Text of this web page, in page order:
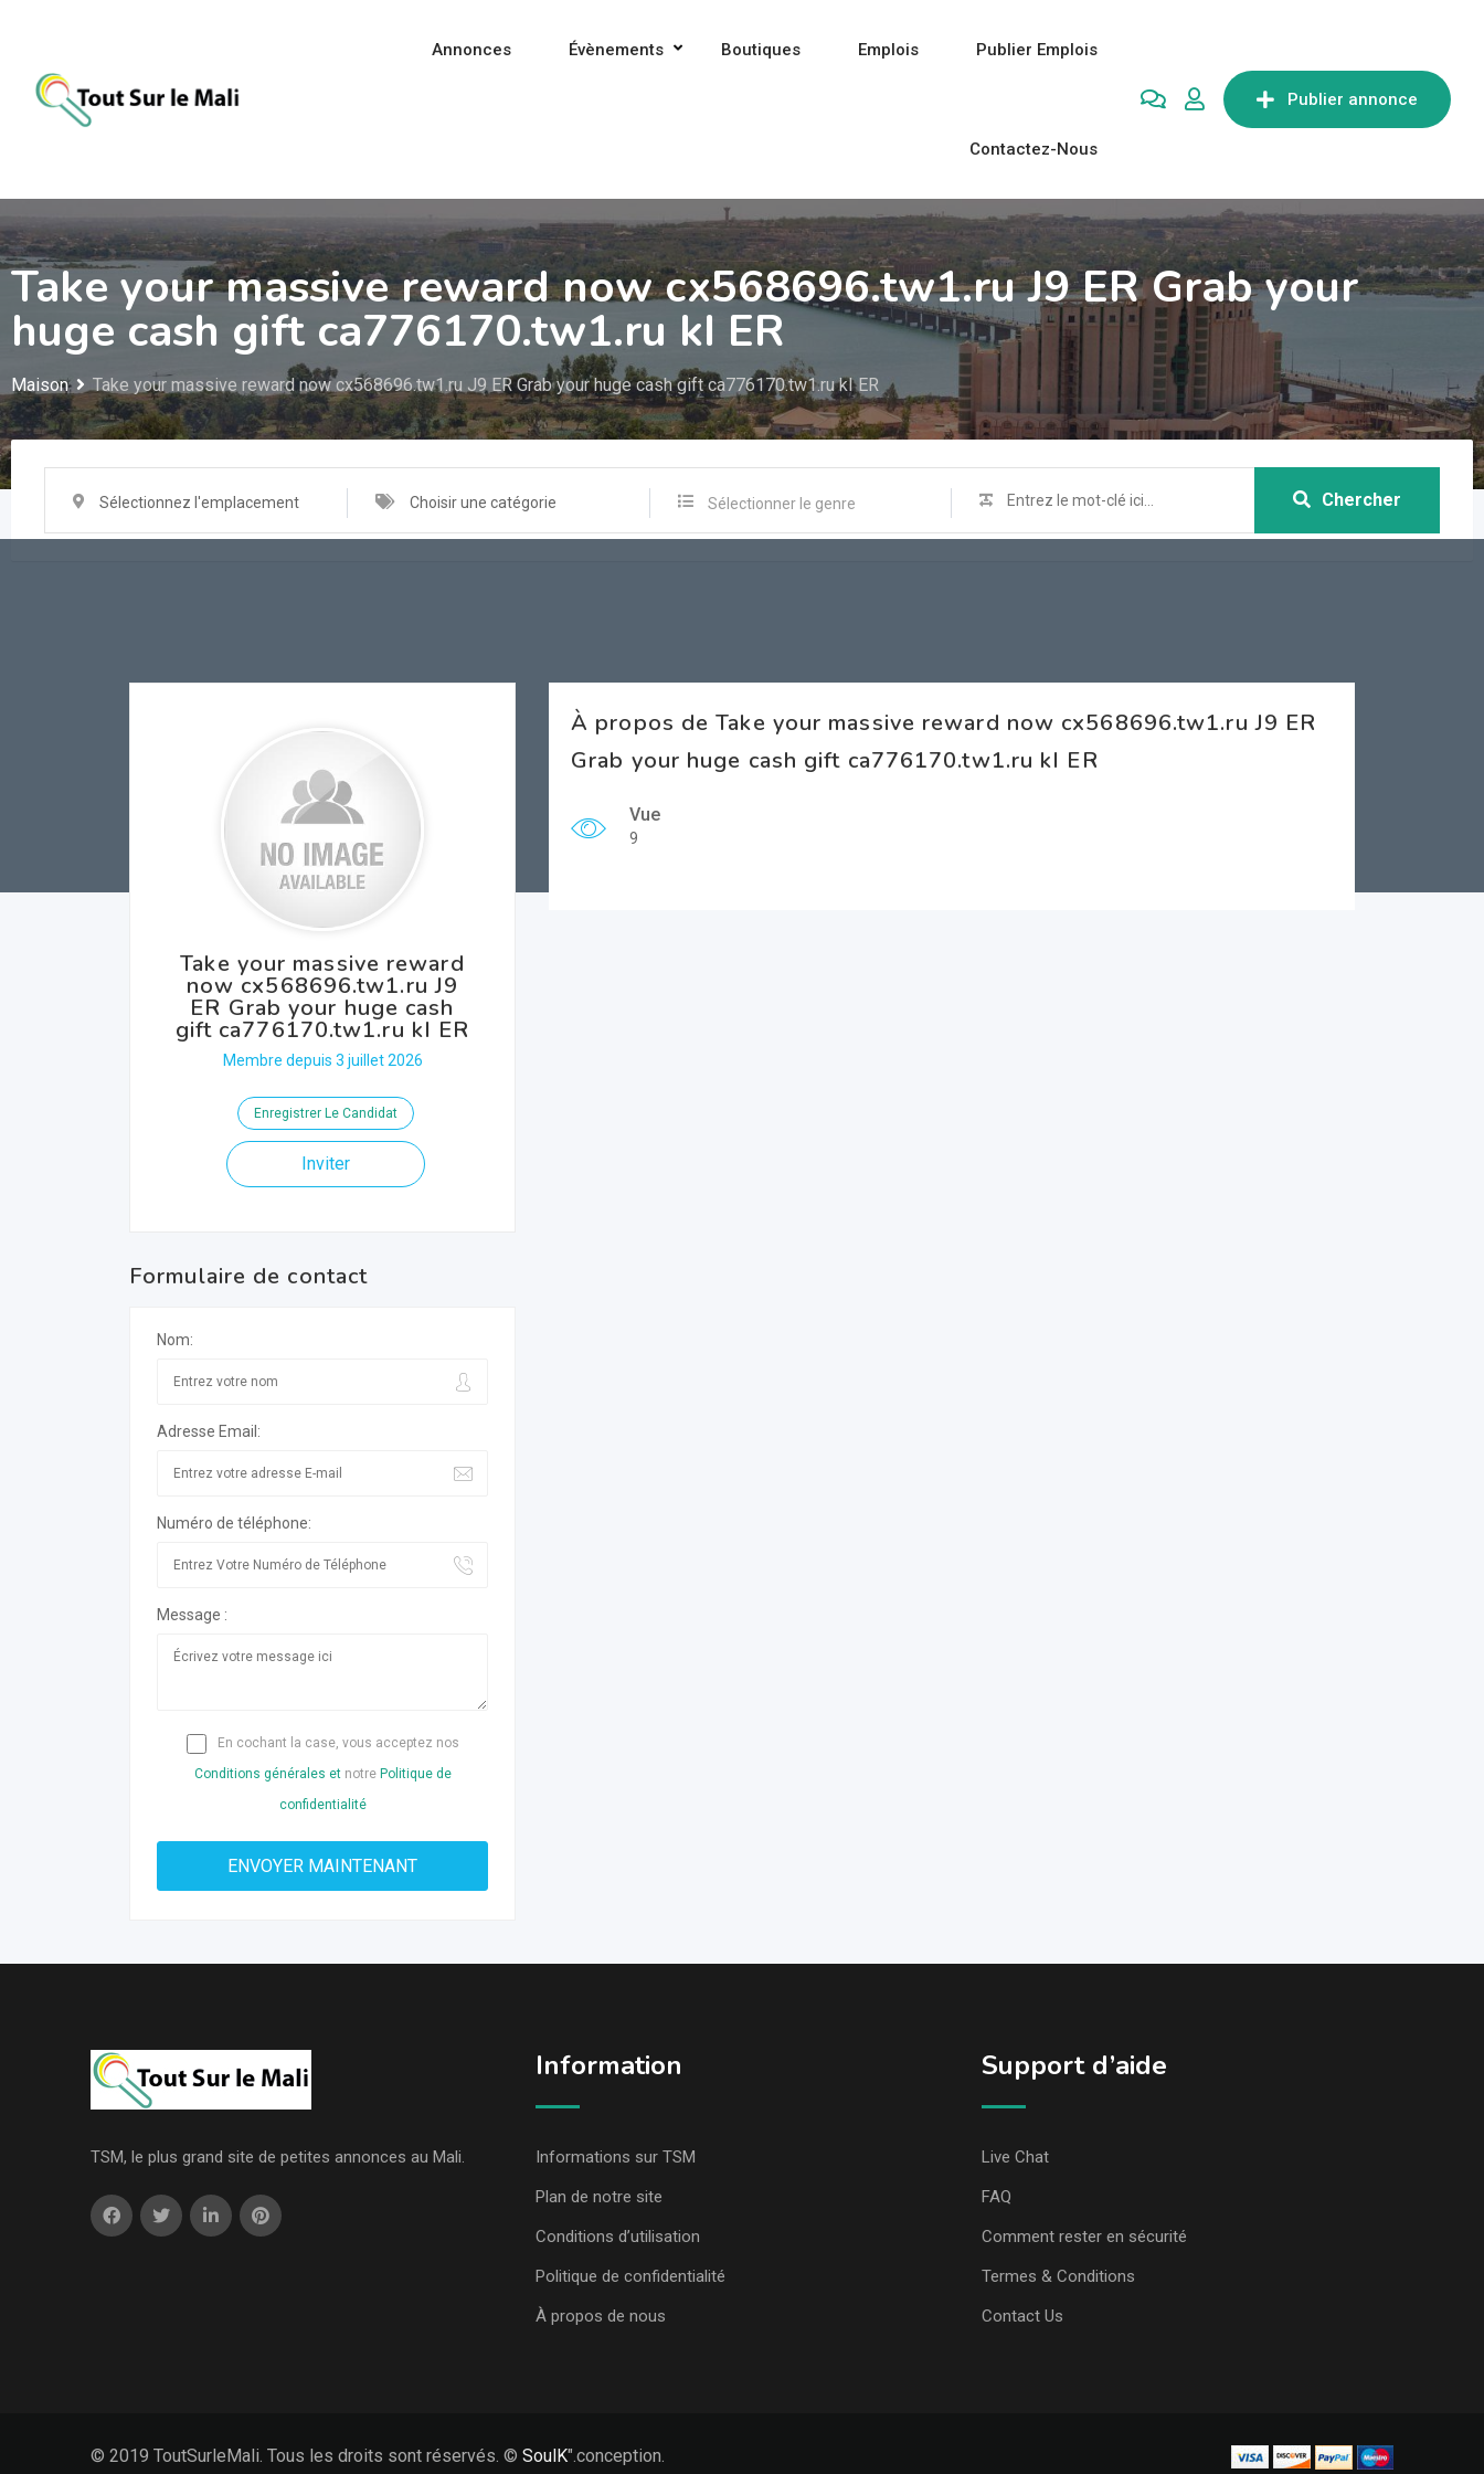
contenu
Publier annonce
Annonces Évènements Boutiques Emplois Publier Emplois
Contactez-Nous
Take your massive reward now cx568696.tw1.ru J9 ER Grab your
huge cash gift ca776170.tw1.ru kI ER
Maison Take your massive reward now cx568696.tw1.ru J9 ER Grab your huge cash gift ca776170.tw1.ru kI ER
Sélectionnez l'emplacement Choisir une catégorie Sélectionner le genre Chercher
Take your massive reward
now cx568696.tw1.ru J9
ER Grab your huge cash
gift ca776170.tw1.ru kI ER
Membre depuis 3 juillet 2026
Enregistrer Le Candidat
Inviter
Formulaire de contact
Nom:
Adresse Email:
Numéro de téléphone:
Message :
En cochant la case, vous acceptez nos
Conditions générales etnotre Politique de
confidentialité
À propos de Take your massive reward now cx568696.tw1.ru J9 ER
Grab your huge cash gift ca776170.tw1.ru kI ER
Vue
9
TSM, le plus grand site de petites annonces au Mali.
Information
Informations sur TSM
Plan de notre site
Conditions d’utilisation
Politique de confidentialité
À propos de nous
Support d’aide
Live Chat
FAQ
Comment rester en sécurité
Termes & Conditions
Contact Us
© 2019 ToutSurleMali. Tous les droits sont réservés. © SoulK".conception.